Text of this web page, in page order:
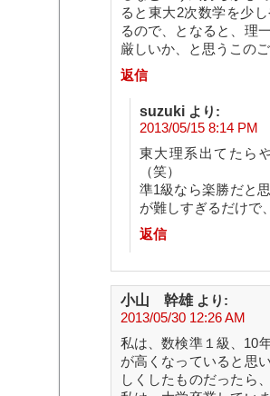
ると東大2次数学を少
るので、となると、理
厳しいか、と思うこの
返信
suzuki より:
2013/05/15 8:14 PM
東大理系出てたら
（笑）
準1級なら楽勝だと
が難しすぎるだけで
返信
小山 幹雄 より:
2013/05/30 12:26 AM
私は、数検準１級、10
が高くなっていると思
しくしたものだったら